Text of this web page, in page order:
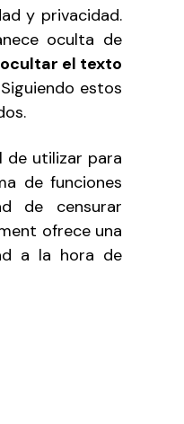
y privacidad.
oculta de
ocultar el texto
estos
de utilizar para
de funciones
de censurar
ofrece una
a la hora de